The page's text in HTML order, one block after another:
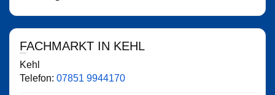
FACHMARKT IN KEHL
Kehl
Telefon: 07851 9944170